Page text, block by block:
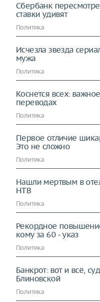
Сбербанк
ставки удивят
Политика
Исчезла звезда
мужа
Политика
Коснется всех:
переводах
Политика
Первое отличие
Это не сложно
Политика
Нашли мертвым в
НТВ
Политика
Рекордное
кому за 60 - указ
Политика
Банкрот: вот и всё,
Блиновской
Политика